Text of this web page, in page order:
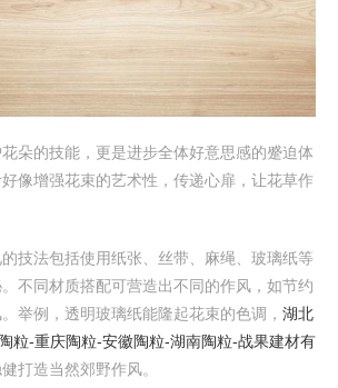
朵的技能，更是进步全体好意思感的蹙迫体
像增强花束的艺术性，传递心扉，让花草作
技法包括使用纸张、丝带、麻绳、玻璃纸等
不同材质搭配可营造出不同的作风，如节约
举例，透明玻璃纸能隆起花束的色调， 湖北
粒-重庆陶粒-安徽陶粒-湖南陶粒-战果建材有
打造当然郊野作风。